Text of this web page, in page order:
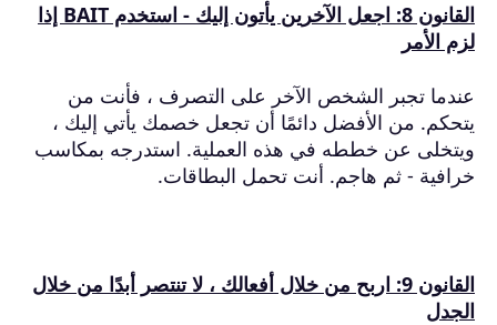
القانون 8: اجعل الآخرين يأتون إليك - استخدم BAIT إذا
لزم الأمر
عندما تجبر الشخص الآخر على التصرف ، فأنت من
يتحكم. من الأفضل دائمًا أن تجعل خصمك يأتي إليك ،
ويتخلى عن خططه في هذه العملية. استدرجه بمكاسب
خرافية - ثم هاجم. أنت تحمل البطاقات.
القانون 9: اربح من خلال أفعالك ، لا تنتصر أبدًا من خلال
الجدل